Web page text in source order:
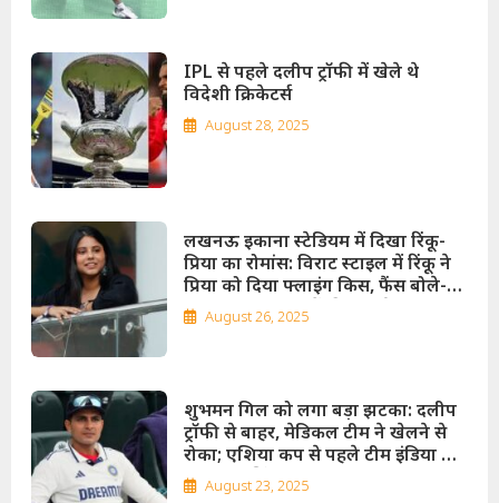
IPL से पहले दलीप ट्रॉफी में खेले थे
विदेशी क्रिकेटर्स
August 28, 2025
लखनऊ इकाना स्टेडियम में दिखा रिंकू-
प्रिया का रोमांस: विराट स्टाइल में रिंकू ने
प्रिया को दिया फ्लाइंग किस, फैंस बोले-
वाह; 8 जून को दोनों की सगाई!
August 26, 2025
शुभमन गिल को लगा बड़ा झटका: दलीप
ट्रॉफी से बाहर, मेडिकल टीम ने खेलने से
रोका; एशिया कप से पहले टीम इंडिया के
लिए बढ़ी चिंता
August 23, 2025